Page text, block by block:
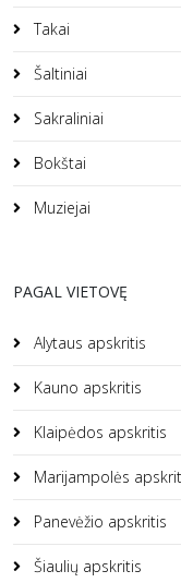
Takai
Šaltiniai
Sakraliniai
Bokštai
Muziejai
PAGAL VIETOVĘ
Alytaus apskritis
Kauno apskritis
Klaipėdos apskritis
Marijampolės
Panevėžio apskritis
Šiaulių apskritis